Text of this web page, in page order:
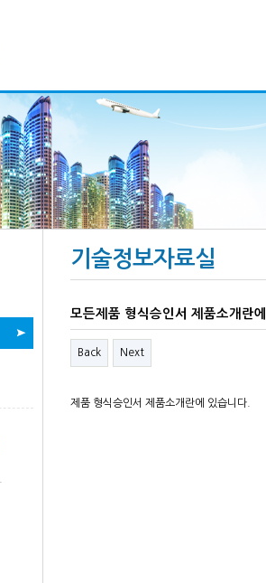
기술정보자료실
모든제품 형식승인서 제품소개란
Back Next
제품 형식승인서 제품소개란에 있습니다.